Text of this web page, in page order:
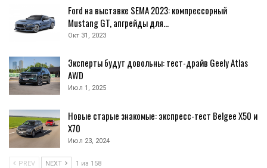
Ford на выставке SEMA 2023: компрессорный
Mustang GT, апгрейды для…
Окт 31, 2023
Эксперты будут довольны: тест-драйв Geely Atlas
AWD
Июл 1, 2025
Новые старые знакомые: экспресс-тест Belgee X50 и
X70
Июл 23, 2024
PREV NEXT 1 из 158